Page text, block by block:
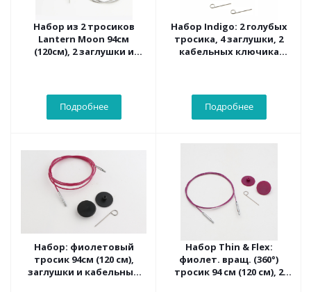
Набор из 2 тросиков
Lantern Moon 94см
(120см), 2 заглушки и
Подробнее
Набор Indigo: 2 голубых
тросика, 4 заглушки, 2
кабельных ключика
Подробнее
Набор: фиолетовый
тросик 94см (120 см),
заглушки и кабельный
Набор Thin & Flex:
фиолет. вращ. (360°)
тросик 94 см (120 см), 2